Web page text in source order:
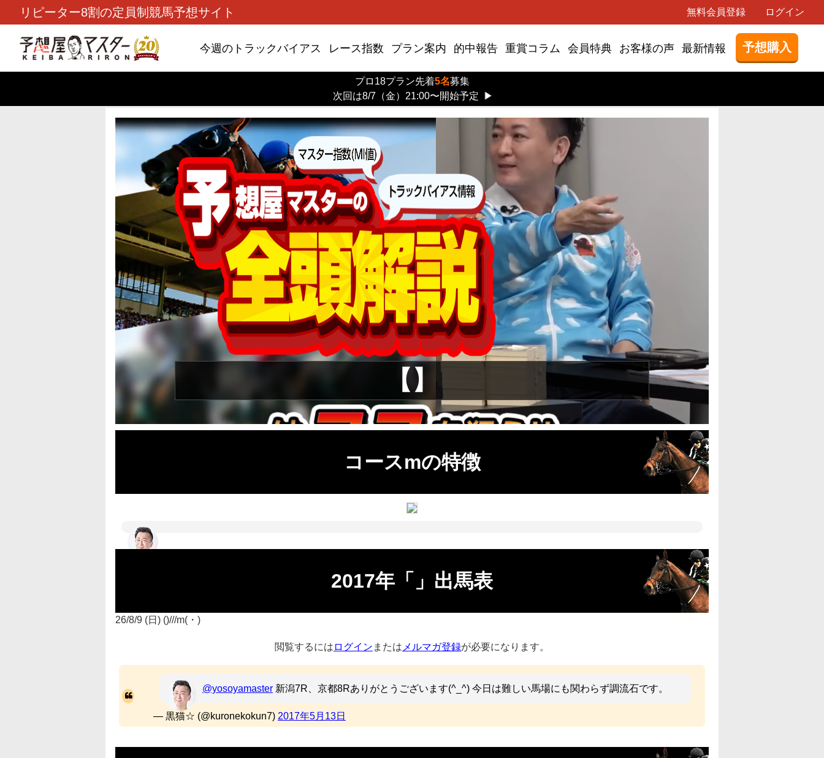
リピーター8割の定員制競馬予想サイト 無料会員登録 ログイン
今週のトラックバイアス レース指数 プラン案内 的中報告 重賞コラム 会員特典 お客様の声 最新情報 予想購入
プロ18プラン先着5名募集
次回は8/7（金）21:00〜開始予定
▶
【】
コースmの特徴
2017年「」出馬表
26/8/9 (日) ()///m(・)
閲覧するには ログイン または メルマガ登録が必要になります。
@yosoyamaster 新潟7R、京都8Rありがとうございます(^_^) 今日は難しい馬場にも関わらず調流石です。
— 黒猫☆ (@kuronekokun7) 2017年5月13日